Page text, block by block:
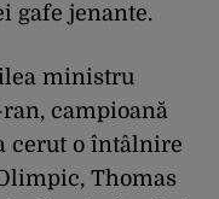
gafe jenante.
ministru
campioană
cerut o întâlnire
Thomas